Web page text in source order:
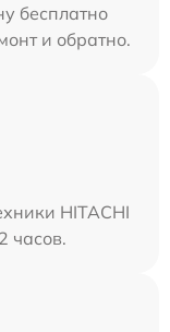
бесплатно
и обратно.
HITACHI
часов.